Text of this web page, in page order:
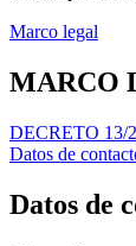
Marco legal
MARCO
DECRETO 13/
Datos de
Datos de